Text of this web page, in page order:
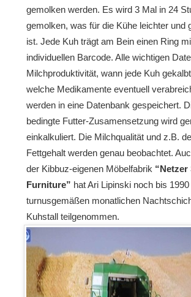
gemolken werden. Es wird 3 Mal in 24
gemolken, was für die Kühe leichter und
ist. Jede Kuh trägt am Bein einen Ring
individuellen Barcode. Alle wichtigen
Milchproduktivität, wann jede Kuh
welche Medikamente eventuell
werden in eine Datenbank gespeichert.
bedingte Futter-Zusamensetzung wird
einkalkuliert. Die Milchqualität und z.B.
Fettgehalt werden genau beobachtet.
der Kibbuz-eigenen Möbelfabrik “Netzer
Furniture” hat Ari Lipinski noch bis
turnusgemäßen monatlichen
Kuhstall teilgenommen.